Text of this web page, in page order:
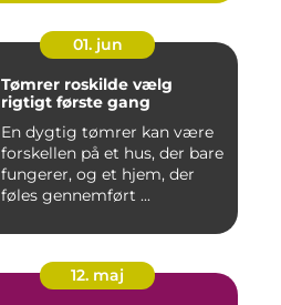
01. jun
Tømrer roskilde vælg
rigtigt første gang
En dygtig tømrer kan være
forskellen på et hus, der bare
fungerer, og et hjem, der
føles gennemført ...
12. maj